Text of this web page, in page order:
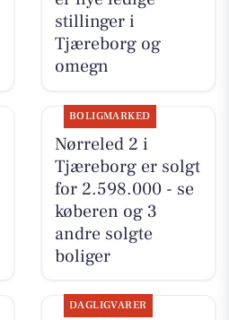
stillinger i
Tjæreborg og
omegn
BOLIGMARKED
Nørreled 2 i
Tjæreborg er solgt
for 2.598.000 - se
køberen og 3
andre solgte
boliger
DAGLIGVARER